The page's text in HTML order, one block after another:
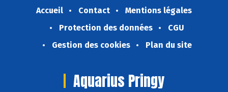
Accueil Contact
Mentions légales
Protection des données
CGU
Gestion des cookies
Plan du site
Aquarius Pringy